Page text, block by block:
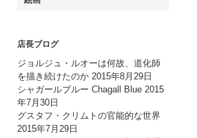
店長ブログ
ジョルジュ・ルオーは何故、道化師
を描き続けたのか 2015年8月29日
シャガールブルー Chagall Blue 2015
年7月30日
グスタフ・クリムトの官能的な世界
2015年7月29日